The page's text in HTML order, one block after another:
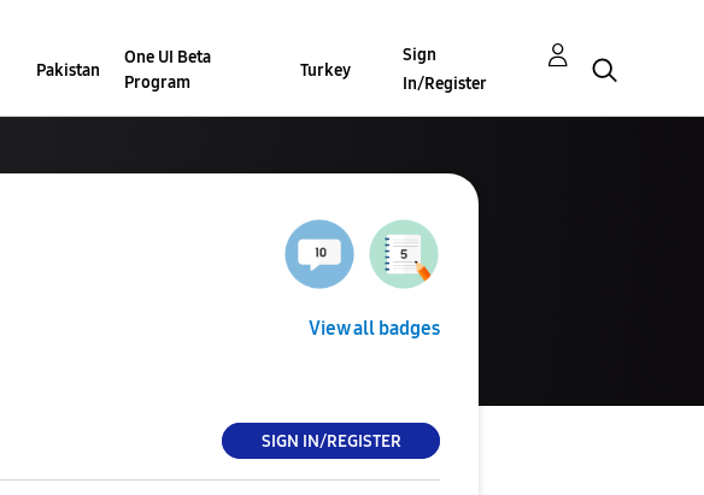
Pakistan
One UI Beta
Program
Turkey
Sign
In/Register
View all badges
SIGN IN/REGISTER